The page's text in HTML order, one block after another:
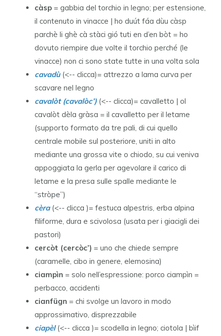
càsp = gabbia del torchio in legno; per estensione,
il contenuto in vinacce | ho duút fáa dùu càsp
parchè li ghè cà stàci gió tuti en d’en bòt = ho
dovuto riempire due volte il torchio perché (le
vinacce) non ci sono state tutte in una volta sola
cavadù(<-- clicca)= attrezzo a lama curva per
scavare nel legno
cavalòt (cavalòc’) (<-- clicca)= cavalletto | ol
cavalòt dèla gràsa = il cavalletto per il letame
(supporto formato da tre pali, di cui quello
centrale mobile sul posteriore, uniti in alto
mediante una grossa vite o chiodo, su cui veniva
appoggiata la gerla per agevolare il carico di
letame e la presa sulle spalle mediante le
“stròpe”)
cèra (<-- clicca )= festuca alpestris, erba alpina
filiforme, dura e scivolosa (usata per i giacigli dei
pastori)
cercòt (cercòc’) = uno che chiede sempre
(caramelle, cibo in genere, elemosina)
ciampìn = solo nell’espressione: porco ciampìn =
perbacco, accidenti
cianfügn = chi svolge un lavoro in modo
approssimativo, disprezzabile
ciapèl(<-- clicca )= scodella in legno; ciotola | bìif